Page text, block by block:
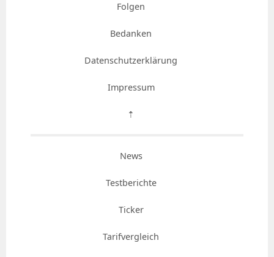
Folgen
Bedanken
Datenschutzerklärung
Impressum
⇡
News
Testberichte
Ticker
Tarifvergleich